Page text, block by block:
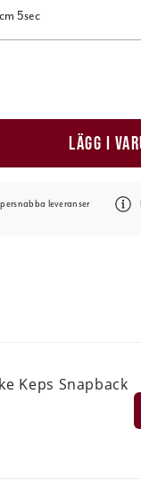
5sec
LÄGG I
leveranser
Keps Snapback